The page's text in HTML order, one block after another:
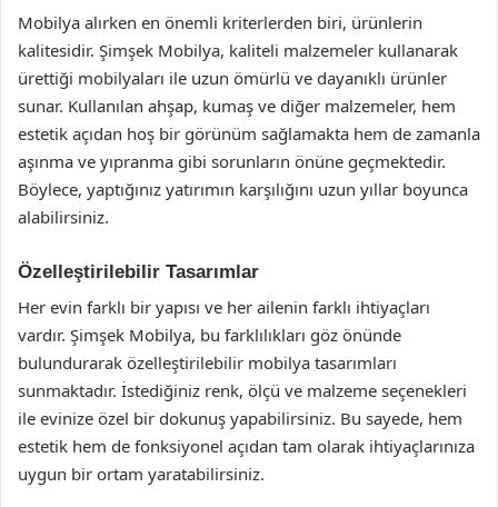
Mobilya alırken en önemli kriterlerden biri, ürünlerin
kalitesidir. Şimşek Mobilya, kaliteli malzemeler kullanarak
ürettiği mobilyaları ile uzun ömürlü ve dayanıklı ürünler
sunar. Kullanılan ahşap, kumaş ve diğer malzemeler, hem
estetik açıdan hoş bir görünüm sağlamakta hem de zamanla
aşınma ve yıpranma gibi sorunların önüne geçmektedir.
Böylece, yaptığınız yatırımın karşılığını uzun yıllar boyunca
alabilirsiniz.
Özelleştirilebilir Tasarımlar
Her evin farklı bir yapısı ve her ailenin farklı ihtiyaçları
vardır. Şimşek Mobilya, bu farklılıkları göz önünde
bulundurarak özelleştirilebilir mobilya tasarımları
sunmaktadır. İstediğiniz renk, ölçü ve malzeme seçenekleri
ile evinize özel bir dokunuş yapabilirsiniz. Bu sayede, hem
estetik hem de fonksiyonel açıdan tam olarak ihtiyaçlarınıza
uygun bir ortam yaratabilirsiniz.